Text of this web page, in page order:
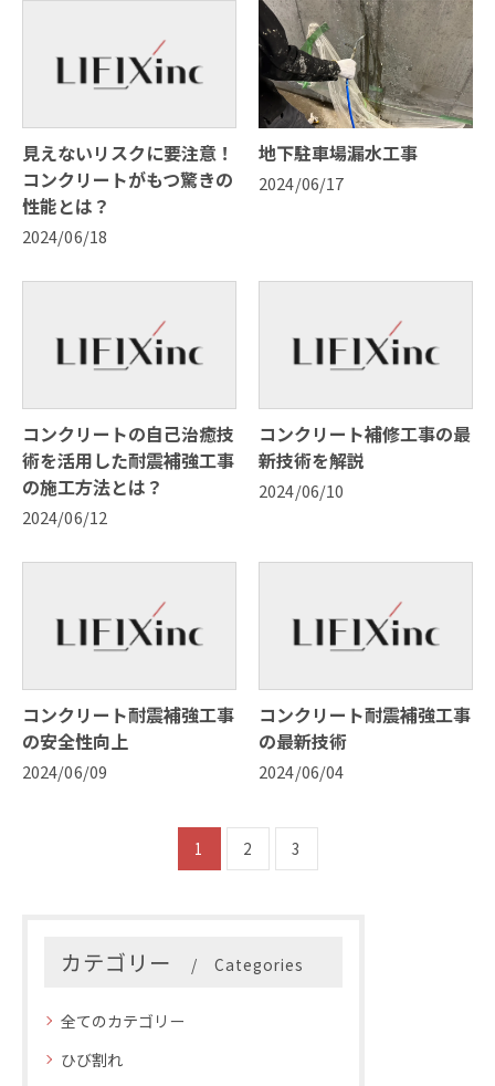
見えないリスクに要注意！
コンクリートがもつ驚きの
性能とは？
2024/06/18
地下駐車場漏水工事
2024/06/17
コンクリートの自己治癒技
術を活用した耐震補強工事
の施工方法とは？
2024/06/12
コンクリート補修工事の最
新技術を解説
2024/06/10
コンクリート耐震補強工事
の安全性向上
2024/06/09
コンクリート耐震補強工事
の最新技術
2024/06/04
1 2 3
カテゴリー Categories
全てのカテゴリー
ひび割れ